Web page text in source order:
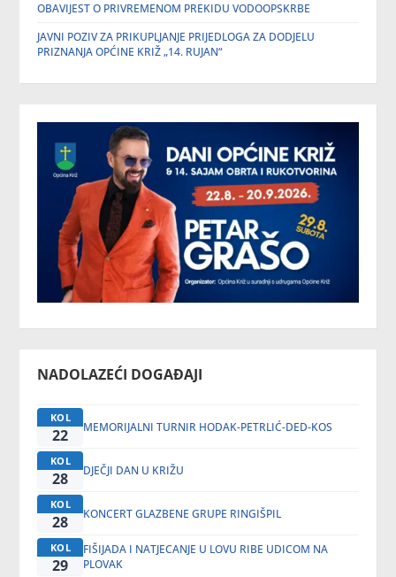
OBAVIJEST O PRIVREMENOM PREKIDU VODOOPSKRBE
JAVNI POZIV ZA PRIKUPLJANJE PRIJEDLOGA ZA DODJELU
PRIZNANJA OPĆINE KRIŽ „14. RUJAN“
NADOLAZEĆI DOGAĐAJI
KOL
22 MEMORIJALNI TURNIR HODAK-PETRLIĆ-DED-KOS
KOL
28 DJEČJI DAN U KRIŽU
KOL
28 KONCERT GLAZBENE GRUPE RINGIŠPIL
KOL
29
FIŠIJADA I NATJECANJE U LOVU RIBE UDICOM NA
PLOVAK